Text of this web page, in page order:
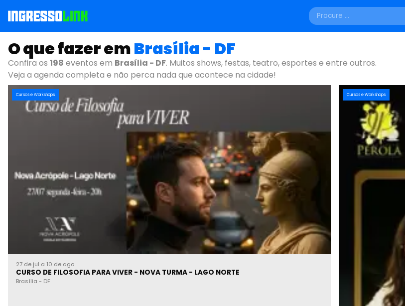
O que fazer emBrasília - DF
Confira os 198 eventos em Brasília - DF. Muitos shows, festas, teatro, esportes e entre outros.
Veja a agenda completa e não perca nada que acontece na cidade!
Cursos e Workshops
27 de jul a 10 de ago
CURSO DE FILOSOFIA PARA VIVER - NOVA TURMA - LAGO NORTE
Brasília - DF
Cursos e Workshops